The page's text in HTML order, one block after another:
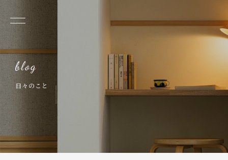
日々のこと
home blog